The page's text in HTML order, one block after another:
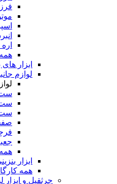
ابزار
لوازم
ست
ست
ست
همه
ابزار
همه
جرثقیل و ابزار